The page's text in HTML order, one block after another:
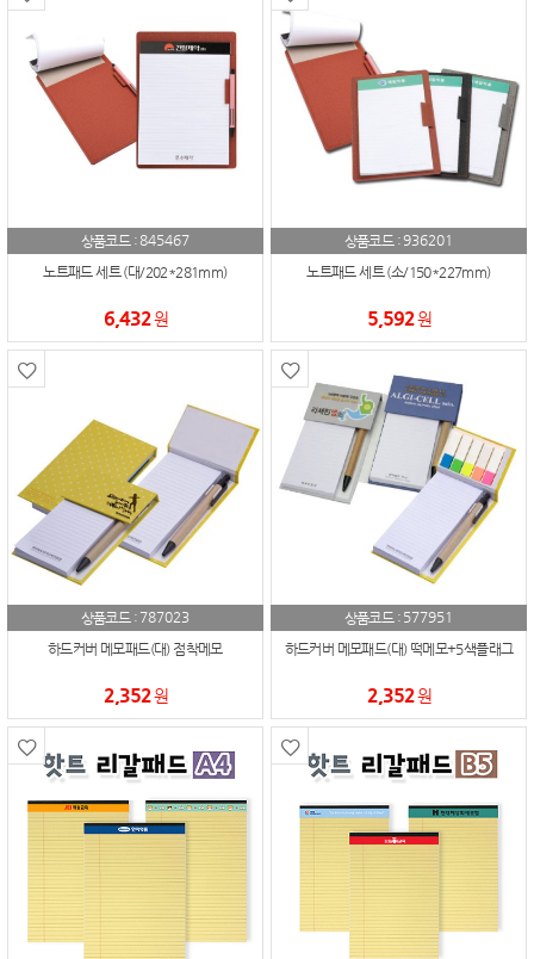
상품코드 :845467
노트패드 세트 (대/202*281mm)
6,432원
상품코드 :936201
노트패드 세트 (소/150*227mm)
5,592원
상품코드 : 787023
하드커버 메모패드(대) 점착메모
2,352원
상품코드 : 577951
하드커버 메모패드(대) 떡메모+5색플래그
2,352원